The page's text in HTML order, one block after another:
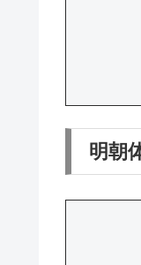
明朝